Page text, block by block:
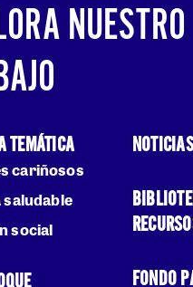
NUESTRO
TEMÁTICA
cariñosos
social
NOTICIAS
FONDO